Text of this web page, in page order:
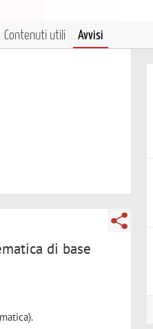
Contenuti utili Avvisi
di base